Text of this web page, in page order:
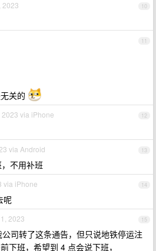
10
2023
11
关的
12
2023 via iPhone
13
via Android
不用补班
14
via iPhone
呢
15
2023
司转了这条通告，但只说地铁停运注
下班，希望到 4 点会说下班，